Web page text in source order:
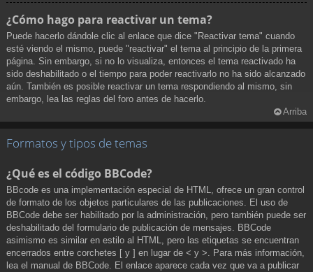
¿Cómo hago para reactivar un tema?
Puede hacerlo dándole clic al enlace que dice "Reactivar tema" cuando
esté viendo el mismo, puede "reactivar" el tema al principio de la primera
página. Sin embargo, si no lo visualiza, entonces el tema reactivado ha
sido deshabilitado o el tiempo para poder reactivarlo no ha sido alcanzado
aún. También es posible reactivar un tema respondiendo al mismo, sin
embargo, lea las reglas del foro antes de hacerlo.
Arriba
Formatos y tipos de temas
¿Qué es el código BBCode?
BBcode es una implementación especial de HTML, ofrece un gran control
de formato de los objetos particulares de las publicaciones. El uso de
BBCode debe ser habilitado por la administración, pero también puede ser
deshabilitado del formulario de publicación de mensajes. BBCode
asimismo es similar en estilo al HTML, pero las etiquetas se encuentran
encerrados entre corchetes [ y ] en lugar de < y >. Para más información,
lea el manual de BBCode. El enlace aparece cada vez que va a publicar